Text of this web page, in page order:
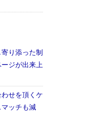
り添った制
ジが出来上
せを頂くケ
ッチも減